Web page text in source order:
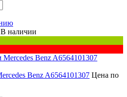
В наличии
Benz A6564101307 Цена по